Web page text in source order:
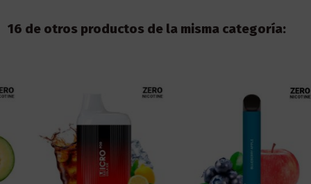
16 de otros productos de la misma categoría: